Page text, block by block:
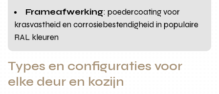
Frameafwerking: poedercoating voor
krasvastheid en corrosiebestendigheid in populaire
RAL kleuren
Types en configuraties voor
elke deur en kozijn